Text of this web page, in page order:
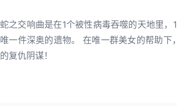
蛇之交响曲是在1个被性病毒吞噬的天地里
唯一件深奥的遗物。 在唯一群美女的帮助
的复仇阴谋！